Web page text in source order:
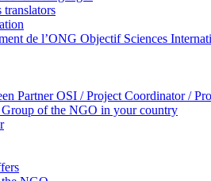
translators
de l’ONG Objectif Sciences
Partner OSI / Project Coordinator /
Group of the NGO in your country